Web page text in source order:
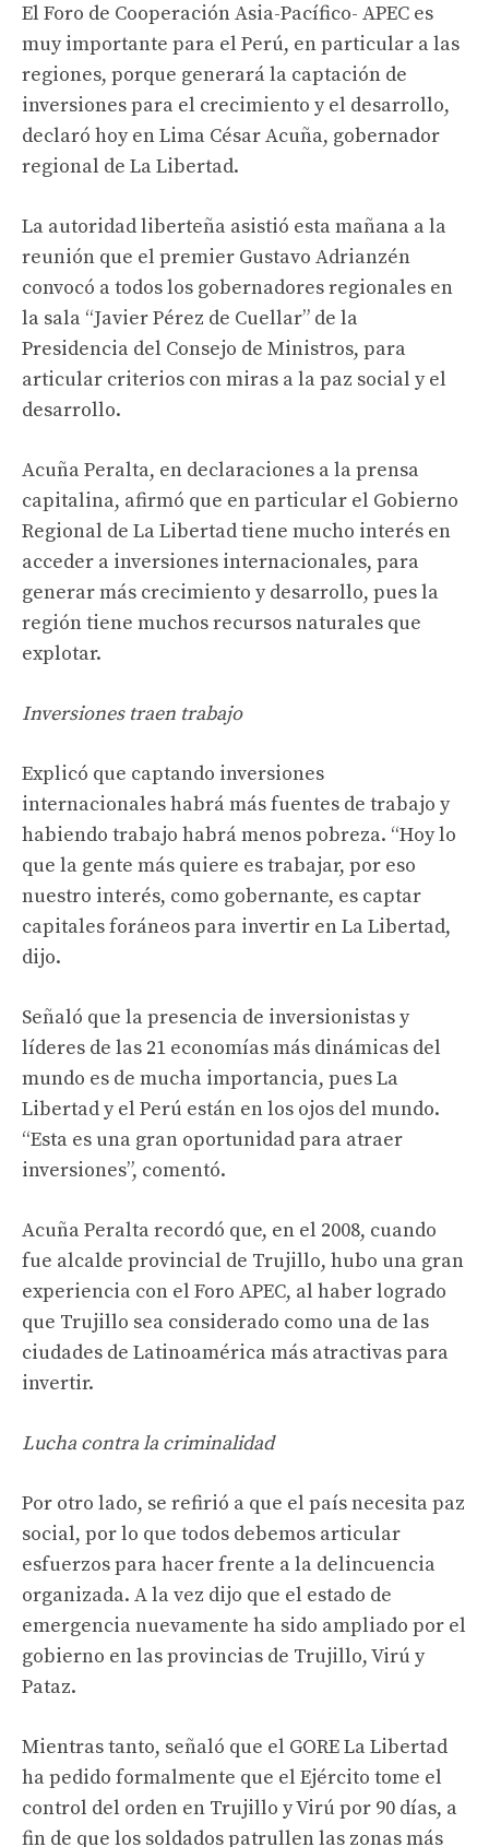
El Foro de Cooperación Asia-Pacífico- APEC es
muy importante para el Perú, en particular a las
regiones, porque generará la captación de
inversiones para el crecimiento y el desarrollo,
declaró hoy en Lima César Acuña, gobernador
regional de La Libertad.
La autoridad liberteña asistió esta mañana a la
reunión que el premier Gustavo Adrianzén
convocó a todos los gobernadores regionales en
la sala “Javier Pérez de Cuellar” de la
Presidencia del Consejo de Ministros, para
articular criterios con miras a la paz social y el
desarrollo.
Acuña Peralta, en declaraciones a la prensa
capitalina, afirmó que en particular el Gobierno
Regional de La Libertad tiene mucho interés en
acceder a inversiones internacionales, para
generar más crecimiento y desarrollo, pues la
región tiene muchos recursos naturales que
explotar.
Inversiones traen trabajo
Explicó que captando inversiones
internacionales habrá más fuentes de trabajo y
habiendo trabajo habrá menos pobreza. “Hoy lo
que la gente más quiere es trabajar, por eso
nuestro interés, como gobernante, es captar
capitales foráneos para invertir en La Libertad,
dijo.
Señaló que la presencia de inversionistas y
líderes de las 21 economías más dinámicas del
mundo es de mucha importancia, pues La
Libertad y el Perú están en los ojos del mundo.
“Esta es una gran oportunidad para atraer
inversiones”, comentó.
Acuña Peralta recordó que, en el 2008, cuando
fue alcalde provincial de Trujillo, hubo una gran
experiencia con el Foro APEC, al haber logrado
que Trujillo sea considerado como una de las
ciudades de Latinoamérica más atractivas para
invertir.
Lucha contra la criminalidad
Por otro lado, se refirió a que el país necesita paz
social, por lo que todos debemos articular
esfuerzos para hacer frente a la delincuencia
organizada. A la vez dijo que el estado de
emergencia nuevamente ha sido ampliado por el
gobierno en las provincias de Trujillo, Virú y
Pataz.
Mientras tanto, señaló que el GORE La Libertad
ha pedido formalmente que el Ejército tome el
control del orden en Trujillo y Virú por 90 días, a
fin de que los soldados patrullen las zonas más